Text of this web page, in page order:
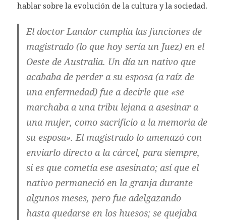
hablar sobre la evolución de la cultura y la sociedad.
El doctor Landor cumplía las funciones de
magistrado (lo que hoy sería un Juez) en el
Oeste de Australia. Un día un nativo que
acababa de perder a su esposa (a raíz de
una enfermedad) fue a decirle que «se
marchaba a una tribu lejana a asesinar a
una mujer, como sacrificio a la memoria de
su esposa». El magistrado lo amenazó con
enviarlo directo a la cárcel, para siempre,
si es que cometía ese asesinato; así que el
nativo permaneció en la granja durante
algunos meses, pero fue adelgazando
hasta quedarse en los huesos; se quejaba